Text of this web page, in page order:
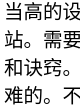
当高的
站。需
和诀窍
难的。